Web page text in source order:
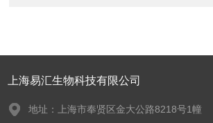
上海易汇生物科技有限公司
地址：上海市奉贤区金大公路8218号1幢